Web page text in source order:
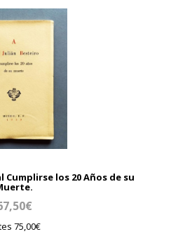
Cumplirse los 20 Años de su
75,00€